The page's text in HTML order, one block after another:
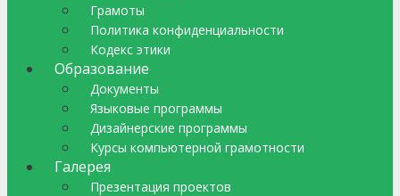
Грамоты
Политика конфиденциальности
Кодекс этики
Образование
Документы
Языковые программы
Дизайнерские программы
Курсы компьютерной грамотности
Галерея
Презентация проектов